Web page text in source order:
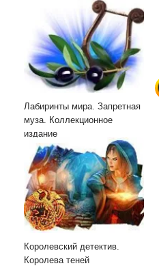
Лабиринты мира. Запретная
муза. Коллекционное
издание
Королевский детектив.
Королева теней